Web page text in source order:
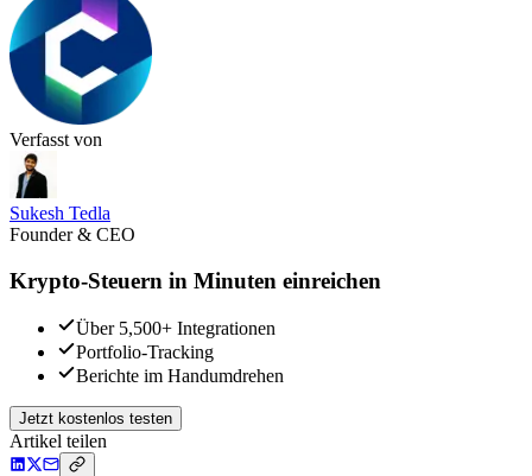
Verfasst von
Sukesh Tedla
Founder & CEO
Krypto-Steuern in Minuten einreichen
Über 5,500+ Integrationen
Portfolio-Tracking
Berichte im Handumdrehen
Jetzt kostenlos testen
Artikel teilen